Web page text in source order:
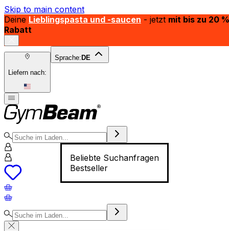
Skip to main content
Deine Lieblingspasta und -saucen - jetzt mit bis zu 20 %
Rabatt
Liefern nach:
Sprache: DE
Beliebte Suchanfragen
Bestseller